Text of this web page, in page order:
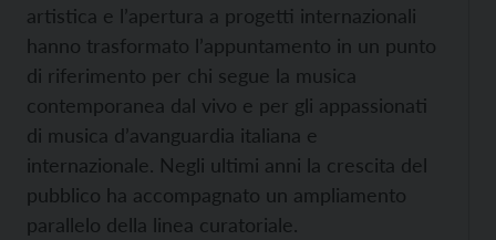
artistica e l’apertura a progetti internazionali
hanno trasformato l’appuntamento in un punto
di riferimento per chi segue la musica
contemporanea dal vivo e per gli appassionati
di musica d’avanguardia italiana e
internazionale. Negli ultimi anni la crescita del
pubblico ha accompagnato un ampliamento
parallelo della linea curatoriale.